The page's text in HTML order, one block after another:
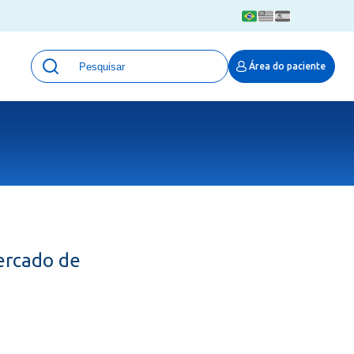
Área do paciente
Unidades
Qualidade e Segurança em saúde
de